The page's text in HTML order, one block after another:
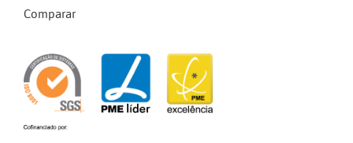
Comparar